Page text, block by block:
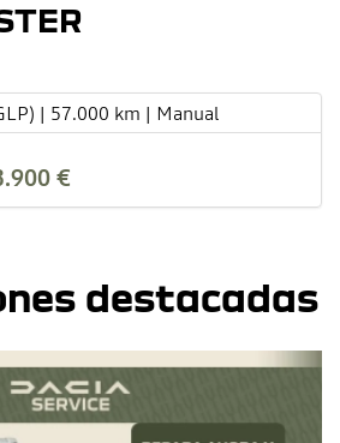
| 57.000 km | Manual
€
destacadas